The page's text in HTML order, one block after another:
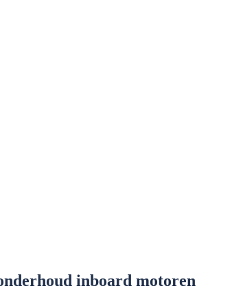
inboard motoren